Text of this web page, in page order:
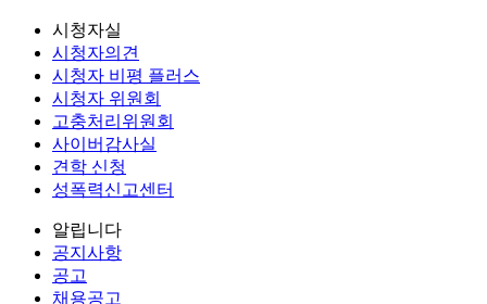
시청자실
시청자의견
시청자 비평 플러스
시청자 위원회
고충처리위원회
사이버감사실
견학 신청
성폭력신고센터
알립니다
공지사항
공고
채용공고